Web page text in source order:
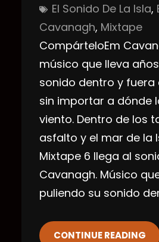
El Sonido De La Isla,
Cavanagh, Mixtape
CompárteloEm
músico que lleva
sonido dentro y fuera
sin importar a dónde
viento. Dentro de los
asfalto y el mar de la
Mixtape 6 llega al
Cavanagh. Músico
puliendo su sonido
CONTINUE READING